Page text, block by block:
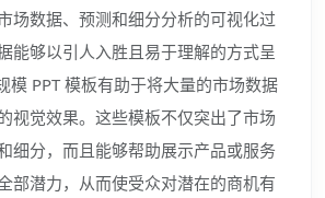
场数据、预测和细分分析的可视化过
能够以引人入胜且易于理解的方式呈
模 PPT 模板有助于将大量的市场数据
视觉效果。这些模板不仅突出了市场
细分，而且能够帮助展示产品或服务
部潜力，从而使受众对潜在的商机有